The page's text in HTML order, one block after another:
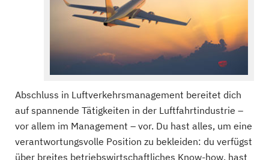
Abschluss in Luftverkehrsmanagement bereitet dich
auf spannende Tätigkeiten in der Luftfahrtindustrie –
vor allem im Management – vor. Du hast alles, um eine
verantwortungsvolle Position zu bekleiden: du verfügst
über breites betriebswirtschaftliches Know-how, hast